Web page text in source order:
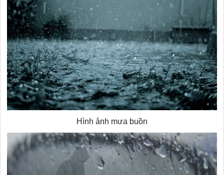
Hình ảnh mưa buồn